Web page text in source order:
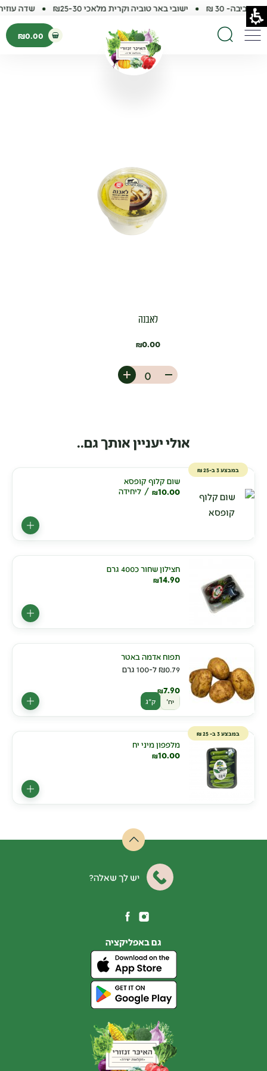
30 ₪ ישובי באר טוביה וקרית מלאכי ₪25-30 שדה
₪0.00
פתיחת עגלת
לאבנה
₪0.00
אולי יעניין אותך גם..
במבצע 3 ב-25 ₪
שום קלוף קופסא
₪10.00 ליחידה
חצילון שחור כ400 גרם
₪14.90
יח' ק"ג
תפוח אדמה באטר
₪0.79 ל-100 גרם
₪7.90
במבצע 3 ב- 25 ₪
מלפפון מיני יח
₪10.00
יש לך שאלה?
גם באפליקציה